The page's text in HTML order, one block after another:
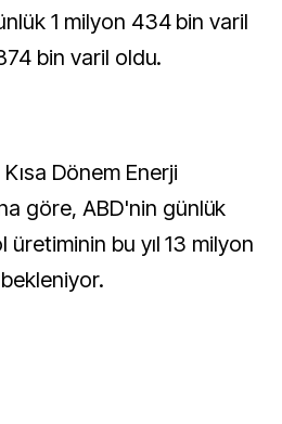
1 milyon 434 bin varil
bin varil oldu.
Dönem Enerji
göre, ABD'nin günlük
bu yıl 13 milyon